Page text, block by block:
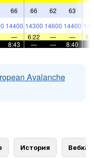
66 66 62 63
14400 14300 14600 14400
— 6:22 — —
8:43 — — 8:40
Avalanche
История